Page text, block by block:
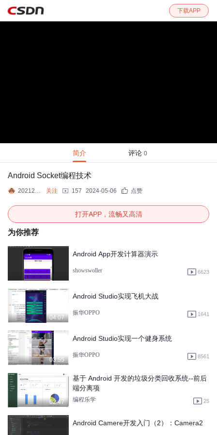
下载APP
简介 评论 0
Android Socket编程技术
20212416谢晓宁 关注 157 2024-05-06 点赞
打开APP，流畅又高清
为你推荐
Android App开发计算器演示
showswoller 6623
04:07
Android Studio实现飞机大战
振华OPPO 1641
03:55
Android Studio实现一个健身系统
振华OPPO 8561
02:47
基于 Android 开发的垃圾分类回收系统--前后
端分离项
编程乐学 25
Android Camere开发入门（2）：Camera2